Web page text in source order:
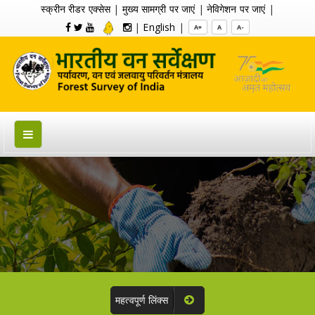
स्क्रीन रीडर एक्सेस| मुख्य सामग्री पर जाएं| नेविगेशन पर जाएं|
| English | A+ A A-
महत्वपूर्ण लिंक्स